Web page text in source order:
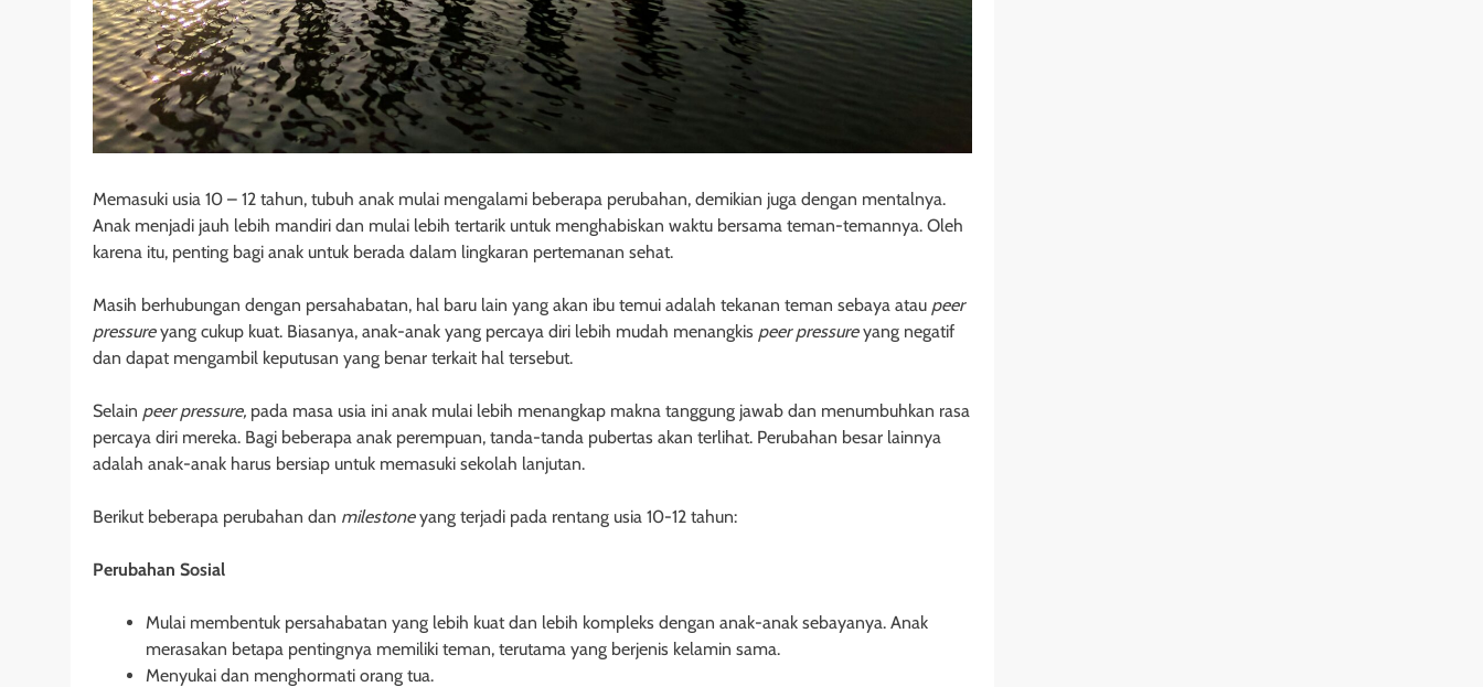
Memasuki usia 10 – 12 tahun, tubuh anak mulai mengalami beberapa perubahan, demikian juga dengan mentalnya.
Anak menjadi jauh lebih mandiri dan mulai lebih tertarik untuk menghabiskan waktu bersama teman-temannya. Oleh
karena itu, penting bagi anak untuk berada dalam lingkaran pertemanan sehat.
Masih berhubungan dengan persahabatan, hal baru lain yang akan ibu temui adalah tekanan teman sebaya atau peer
pressureyang cukup kuat. Biasanya, anak-anak yang percaya diri lebih mudah menangkis peer pressureyang negatif
dan dapat mengambil keputusan yang benar terkait hal tersebut.
Selain peer pressure, pada masa usia ini anak mulai lebih menangkap makna tanggung jawab dan menumbuhkan rasa
percaya diri mereka. Bagi beberapa anak perempuan, tanda-tanda pubertas akan terlihat. Perubahan besar lainnya
adalah anak-anak harus bersiap untuk memasuki sekolah lanjutan.
Berikut beberapa perubahan dan milestoneyang terjadi pada rentang usia 10-12 tahun:
Perubahan Sosial
Mulai membentuk persahabatan yang lebih kuat dan lebih kompleks dengan anak-anak sebayanya. Anak
merasakan betapa pentingnya memiliki teman, terutama yang berjenis kelamin sama.
Menyukai dan menghormati orang tua.